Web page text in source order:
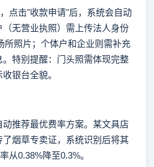
击"收款申请"后，系统会自动
无营业执照）需上传法人身份
所照片；个体户和企业则需补充
特别提醒：门头照需体现完整
银台全貌。
推荐最优费率方案。某文具店
烟草专卖证，系统识别后将其
从0.38%降至0.3%。